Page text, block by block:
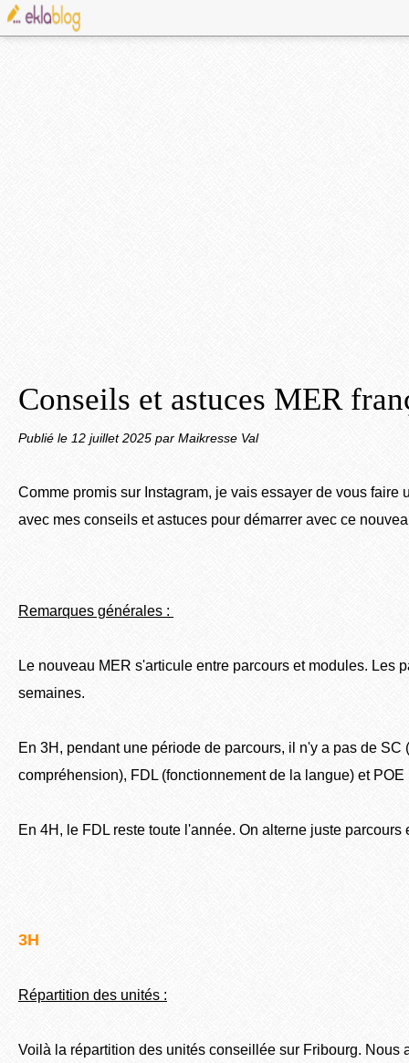
Conseils et astuces MER
Publié le 12 juillet 2025 par Maikresse Val
Comme promis sur Instagram, je vais essayer de vous faire
avec mes conseils et astuces pour démarrer avec ce
Remarques générales :
Le nouveau MER s'articule entre parcours et modules. Les
semaines.
En 3H, pendant une période de parcours, il n'y a pas de SC
compréhension), FDL (fonctionnement de la langue) et
En 4H, le FDL reste toute l'année. On alterne juste parcours
3H
Répartition des unités :
Voilà la répartition des unités conseillée sur Fribourg. Nous